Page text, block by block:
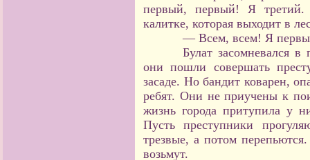
первый, первый! Я
калитке, которая выходит в
— Всем, всем! Я
Булат засомневался
они пошли совершать
засаде. Но бандит коварен,
ребят. Они не приучены к
жизнь города притупила у
Пусть преступники
трезвые, а потом
возьмут.